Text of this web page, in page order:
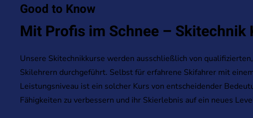
Good to Know
Mit Profis im Schnee –
Unsere Skitechnikkurse werden ausschließlich von
Skilehrern durchgeführt. Selbst für erfahrene Skifahrer mit
Leistungsniveau ist ein solcher Kurs von entscheidender
Fähigkeiten zu verbessern und ihr Skierlebnis auf ein neues